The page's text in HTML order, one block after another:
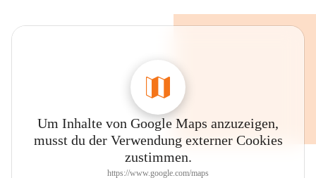
Um Inhalte von Google Maps anzuzeigen,
musst du der Verwendung externer Cookies
zustimmen.
https://www.google.com/maps